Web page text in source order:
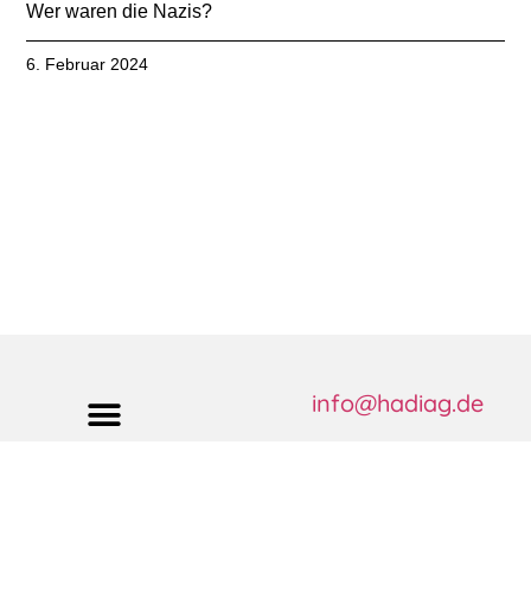
Wer waren die Nazis?
6. Februar 2024
info@hadiag.de